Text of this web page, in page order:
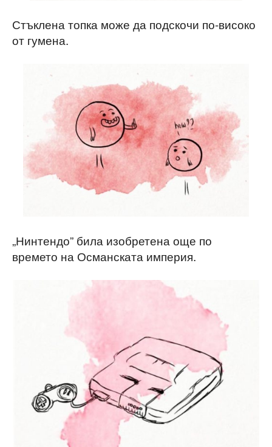
Стъклена топка може да подскочи по-високо
от гумена.
„Нинтендо” била изобретена още по
времето на Османската империя.